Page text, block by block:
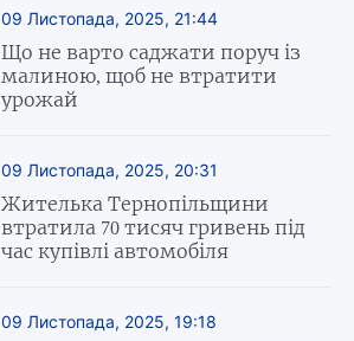
09 Листопада, 2025, 21:44
Що не варто саджати поруч із
малиною, щоб не втратити
урожай
09 Листопада, 2025, 20:31
Жителька Тернопільщини
втратила 70 тисяч гривень під
час купівлі автомобіля
09 Листопада, 2025, 19:18